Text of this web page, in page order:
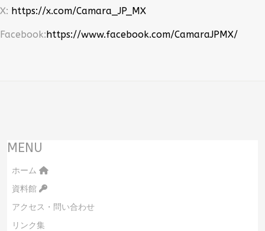
X: https://x.com/Camara_JP_MX
Facebook:https://www.facebook.com/CamaraJPMX/
MENU
ホーム
資料館
アクセス・問い合わせ
リンク集